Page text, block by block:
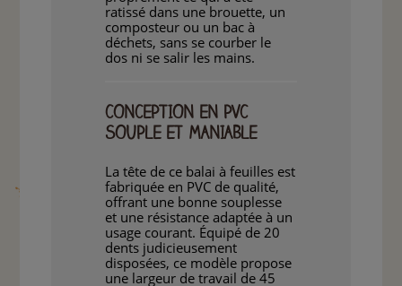
ratissé dans une brouette, un
composteur ou un bac à
déchets, sans se courber le
dos ni se salir les mains.
CONCEPTION EN PVC
SOUPLE ET MANIABLE
La tête de ce balai à feuilles est
fabriquée en PVC de qualité,
offrant une bonne souplesse
et une résistance adaptée à un
usage courant. Équipé de 20
dents judicieusement
disposées, ce modèle propose
une largeur de travail de 45